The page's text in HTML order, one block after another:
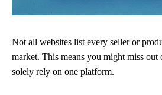
Not all websites list every seller or
market. This means you might miss out
solely rely on one platform.